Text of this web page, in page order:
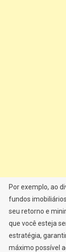
Por exemplo, ao
fundos
seu retorno e
que você esteja
estratégia,
máximo possível